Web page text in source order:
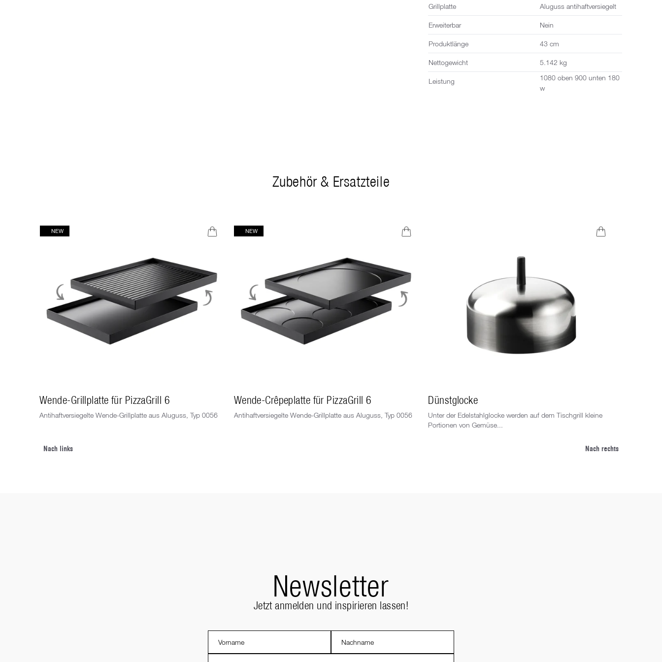
Grillplatte
Aluguss antihaftversiegelt
Erweiterbar Nein
Produktlänge 43 cm
Nettogewicht 5.142 kg
Leistung
1080 oben 900 unten 180
w
Zubehör & Ersatzteile
NEW
Wende-Grillplatte für PizzaGrill 6
Antihaftversiegelte Wende-Grillplatte aus Aluguss, Typ 0056
NEW
Wende-Crêpeplatte für PizzaGrill 6
Antihaftversiegelte Wende-Grillplatte aus Aluguss, Typ 0056
Dünstglocke
Unter der Edelstahlglocke werden auf dem Tischgrill kleine
Portionen von Gemüse...
Nach links Nach rechts
Newsletter
Jetzt anmelden und inspirieren lassen!